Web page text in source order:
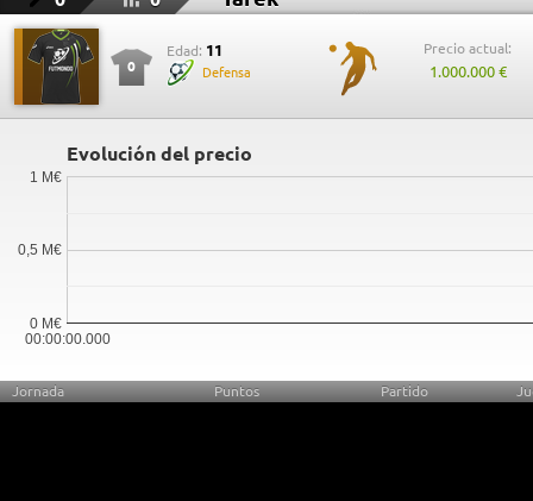
0
Edad: 11
Defensa
Precio actual:
1.000.000 €
Evolución del precio
00:00:00.000
0 M€
0,5 M€
1 M€
Jornada Puntos Partido